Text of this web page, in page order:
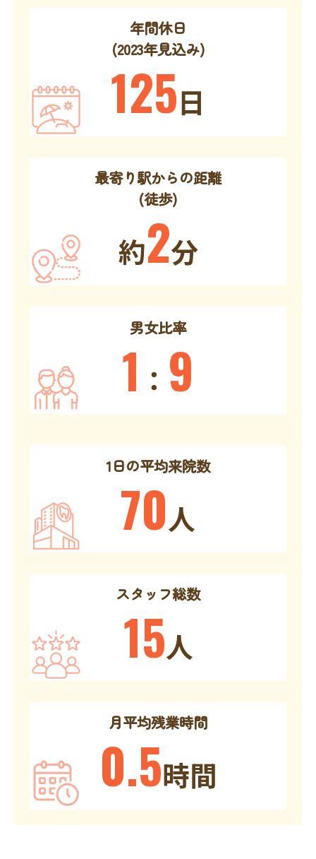
年間休日
(2023年見込み)
125日
最寄り駅からの距離
(徒歩)
約2分
男女比率
1 ： 9
1日の平均来院数
70人
スタッフ総数
15人
月平均残業時間
0.5時間